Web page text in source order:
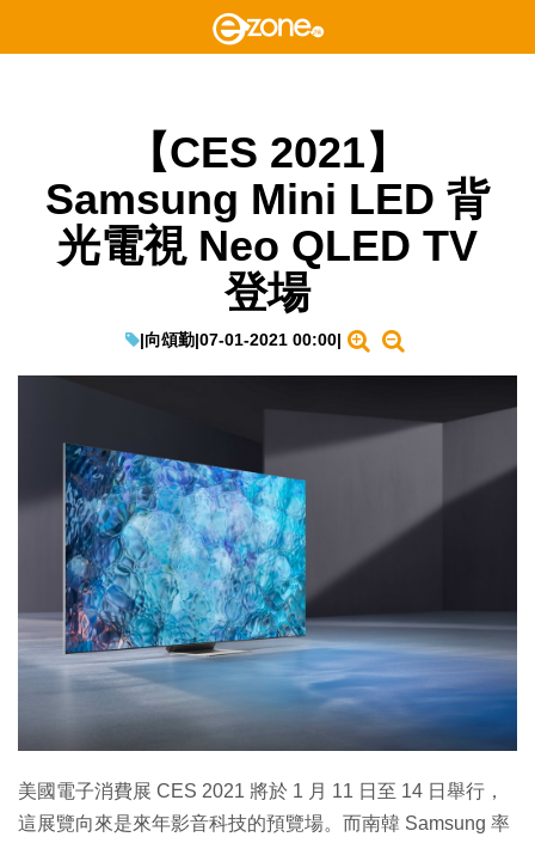
【CES 2021】
Samsung Mini LED 背
光電視 Neo QLED TV
登場
|向頌勤|07-01-2021 00:00|
美國電子消費展 CES 2021 將於 1 月 11 日至 14 日舉行，
這展覽向來是來年影音科技的預覽場。而南韓 Samsung 率